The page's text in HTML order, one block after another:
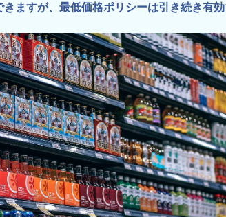
きますが、最低価格ポリシーは引き続き有効